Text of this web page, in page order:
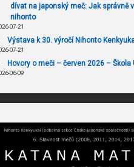
dívat na japonský meč: Jak správně
nihonto
07-21
Výstava k 30. výročí Nihonto
07-21
Hovory o meči – červen 2026 – Škola
06-09